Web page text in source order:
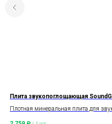
Плита звукопоглощающая
Плотная минеральная плита для